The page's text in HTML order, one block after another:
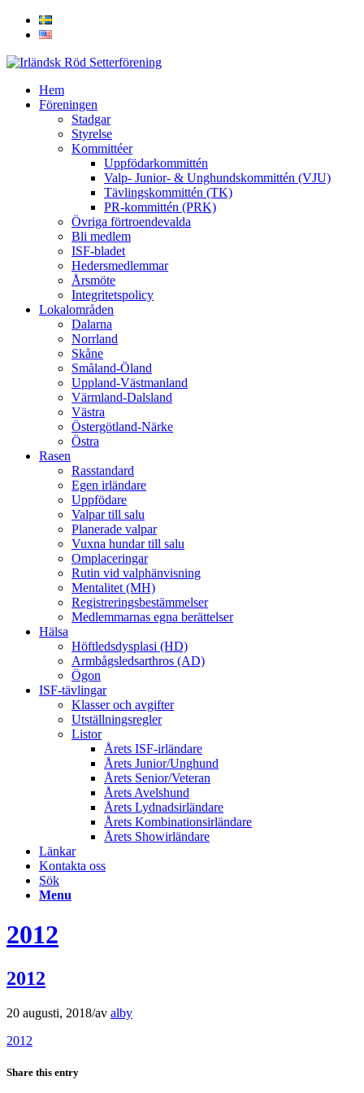
Hem
Föreningen
Stadgar
Styrelse
Kommittéer
Uppfödarkommittén
Valp- Junior- & Unghundskommittén (VJU)
Tävlingskommittén (TK)
PR-kommittén (PRK)
Övriga förtroendevalda
Bli medlem
ISF-bladet
Hedersmedlemmar
Årsmöte
Integritetspolicy
Lokalområden
Dalarna
Norrland
Skåne
Småland-Öland
Uppland-Västmanland
Värmland-Dalsland
Västra
Östergötland-Närke
Östra
Rasen
Rasstandard
Egen irländare
Uppfödare
Valpar till salu
Planerade valpar
Vuxna hundar till salu
Omplaceringar
Rutin vid valphänvisning
Mentalitet (MH)
Registreringsbestämmelser
Medlemmarnas egna berättelser
Hälsa
Höftledsdysplasi (HD)
Armbågsledsarthros (AD)
Ögon
ISF-tävlingar
Klasser och avgifter
Utställningsregler
Listor
Årets ISF-irländare
Årets Junior/Unghund
Årets Senior/Veteran
Årets Avelshund
Årets Lydnadsirländare
Årets Kombinationsirländare
Årets Showirländare
Länkar
Kontakta oss
Sök
Menu
2012
2012
20 augusti, 2018/av alby
2012
Share this entry